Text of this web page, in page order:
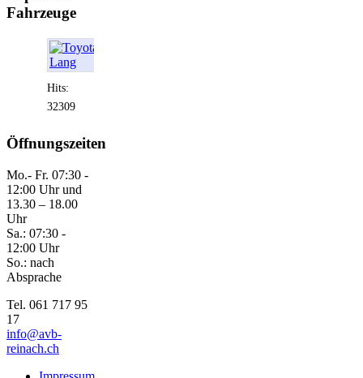
Fahrzeuge
Hits:
32309
Öffnungszeiten
Mo.- Fr. 07:30 -
12:00 Uhr und
13.30 – 18.00
Uhr
Sa.: 07:30 -
12:00 Uhr
So.: nach
Absprache
Tel. 061 717 95
17
info@avb-
reinach.ch